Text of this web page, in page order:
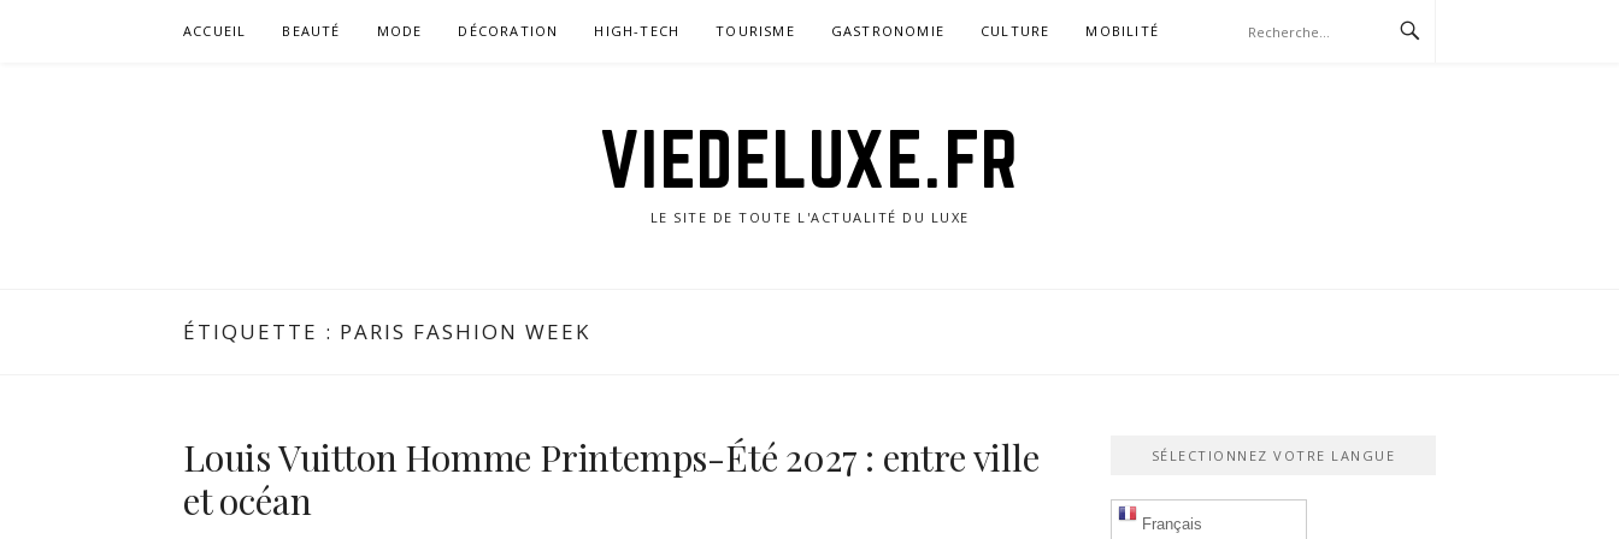
ACCUEIL BEAUTÉ MODE DÉCORATION HIGH-TECH TOURISME GASTRONOMIE CULTURE MOBILITÉ
VIEDELUXE.FR
LE SITE DE TOUTE L'ACTUALITÉ DU LUXE
ÉTIQUETTE : PARIS FASHION WEEK
Louis Vuitton Homme Printemps-Été 2027 : entre ville
et océan
SÉLECTIONNEZ VOTRE LANGUE
Français